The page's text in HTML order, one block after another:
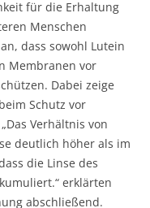
für die Erhaltung
Menschen
dass sowohl Lutein
Membranen vor
Dabei zeige
Schutz vor
Verhältnis von
deutlich höher als im
die Linse des
erklärten
abschließend.